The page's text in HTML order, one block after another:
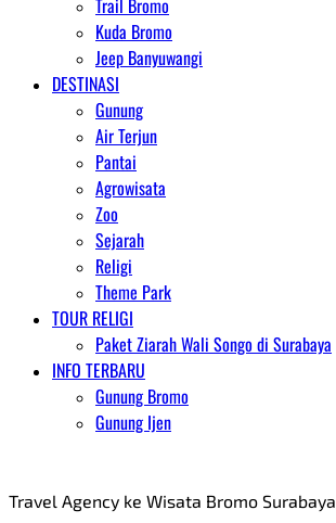
Trail Bromo
Kuda Bromo
Jeep Banyuwangi
DESTINASI
Gunung
Air Terjun
Pantai
Agrowisata
Zoo
Sejarah
Religi
Theme Park
TOUR RELIGI
Paket Ziarah Wali Songo di Surabaya
INFO TERBARU
Gunung Bromo
Gunung Ijen
Travel Agency ke Wisata Bromo Surabaya